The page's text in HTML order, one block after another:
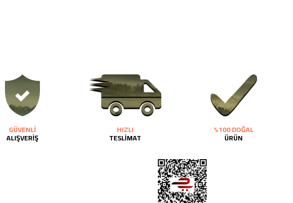
GÜVENLİ
ALIŞVERİŞ
HIZLI
TESLİMAT
%100 DOĞAL
ÜRÜN